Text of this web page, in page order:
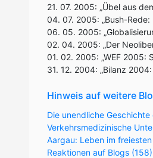
21. 07. 2005: „Übel aus
04. 07. 2005: „Bush-Rede:
06. 05. 2005:
02. 04. 2005: „Der
01. 02. 2005: „WEF 2005:
31. 12. 2004: „Bilanz
Hinweis auf weitere
Die unendliche
Verkehrsmedizinische
Aargau: Leben im
Reaktionen auf Blogs